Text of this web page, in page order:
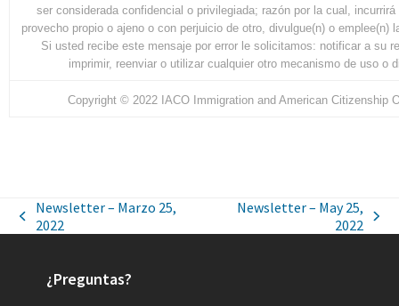
ser considerada confidencial o privilegiada; razón por la cual,
provecho propio o ajeno o con perjuicio de otro, divulgue(n) o
Si usted recibe este mensaje por error le solicitamos: notificar a su
imprimir, reenviar o utilizar cualquier otro mecanismo de uso o
Copyright © 2022 IACO Immigration and American Citizenship
Newsletter – Marzo 25,
2022
Newsletter – May 25,
2022
¿Preguntas?